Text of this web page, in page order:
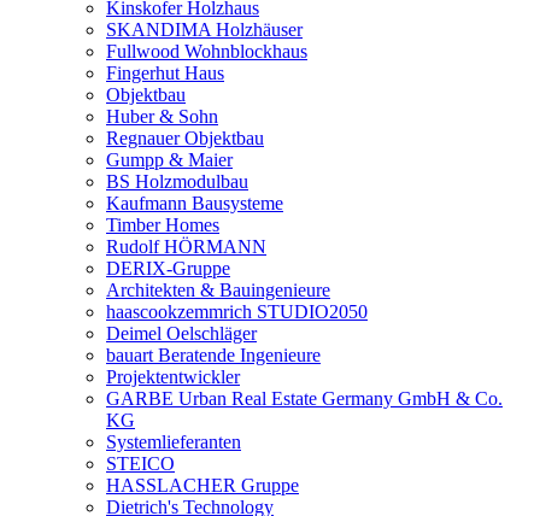
Kinskofer Holzhaus
SKANDIMA Holzhäuser
Fullwood Wohnblockhaus
Fingerhut Haus
Objektbau
Huber & Sohn
Regnauer Objektbau
Gumpp & Maier
BS Holzmodulbau
Kaufmann Bausysteme
Timber Homes
Rudolf HÖRMANN
DERIX-Gruppe
Architekten & Bauingenieure
haascookzemmrich STUDIO2050
Deimel Oelschläger
bauart Beratende Ingenieure
Projektentwickler
GARBE Urban Real Estate Germany GmbH & Co.
KG
Systemlieferanten
STEICO
HASSLACHER Gruppe
Dietrich's Technology